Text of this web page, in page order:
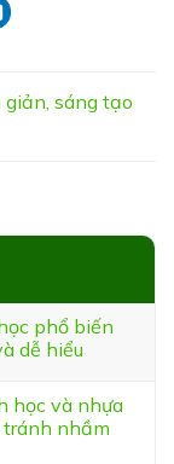
sáng tạo
phổ biến
dễ hiểu
học và nhựa
tránh nhầm